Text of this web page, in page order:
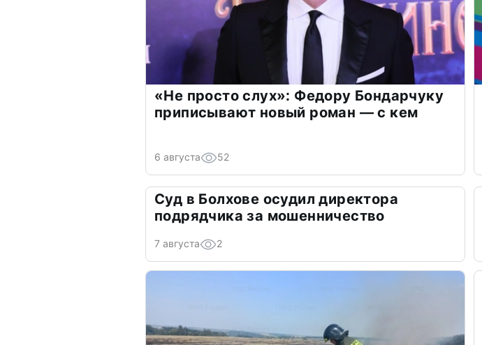
«Не просто слух»: Федору Бондарчуку
приписывают новый роман — с кем
6 августа 52
Суд в Болхове осудил директора
подрядчика за мошенничество
7 августа 2